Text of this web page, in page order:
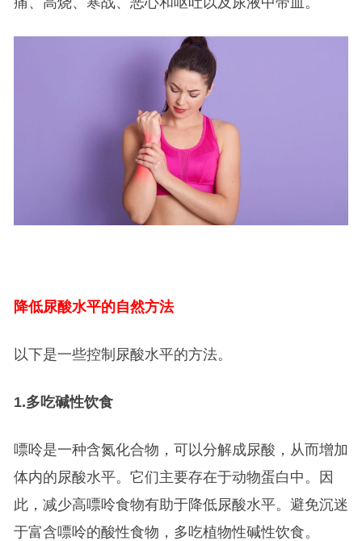
降低尿酸水平的自然方法
以下是一些控制尿酸水平的方法。
1.多吃碱性饮食
嘌呤是一种含氮化合物，可以分解成尿酸，从而增加
体内的尿酸水平。它们主要存在于动物蛋白中。因
此，减少高嘌呤食物有助于降低尿酸水平。避免沉迷
于富含嘌呤的酸性食物，多吃植物性碱性饮食。